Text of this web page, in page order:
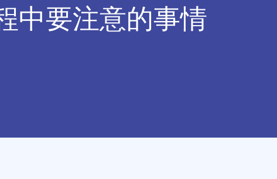
中要注意的事情